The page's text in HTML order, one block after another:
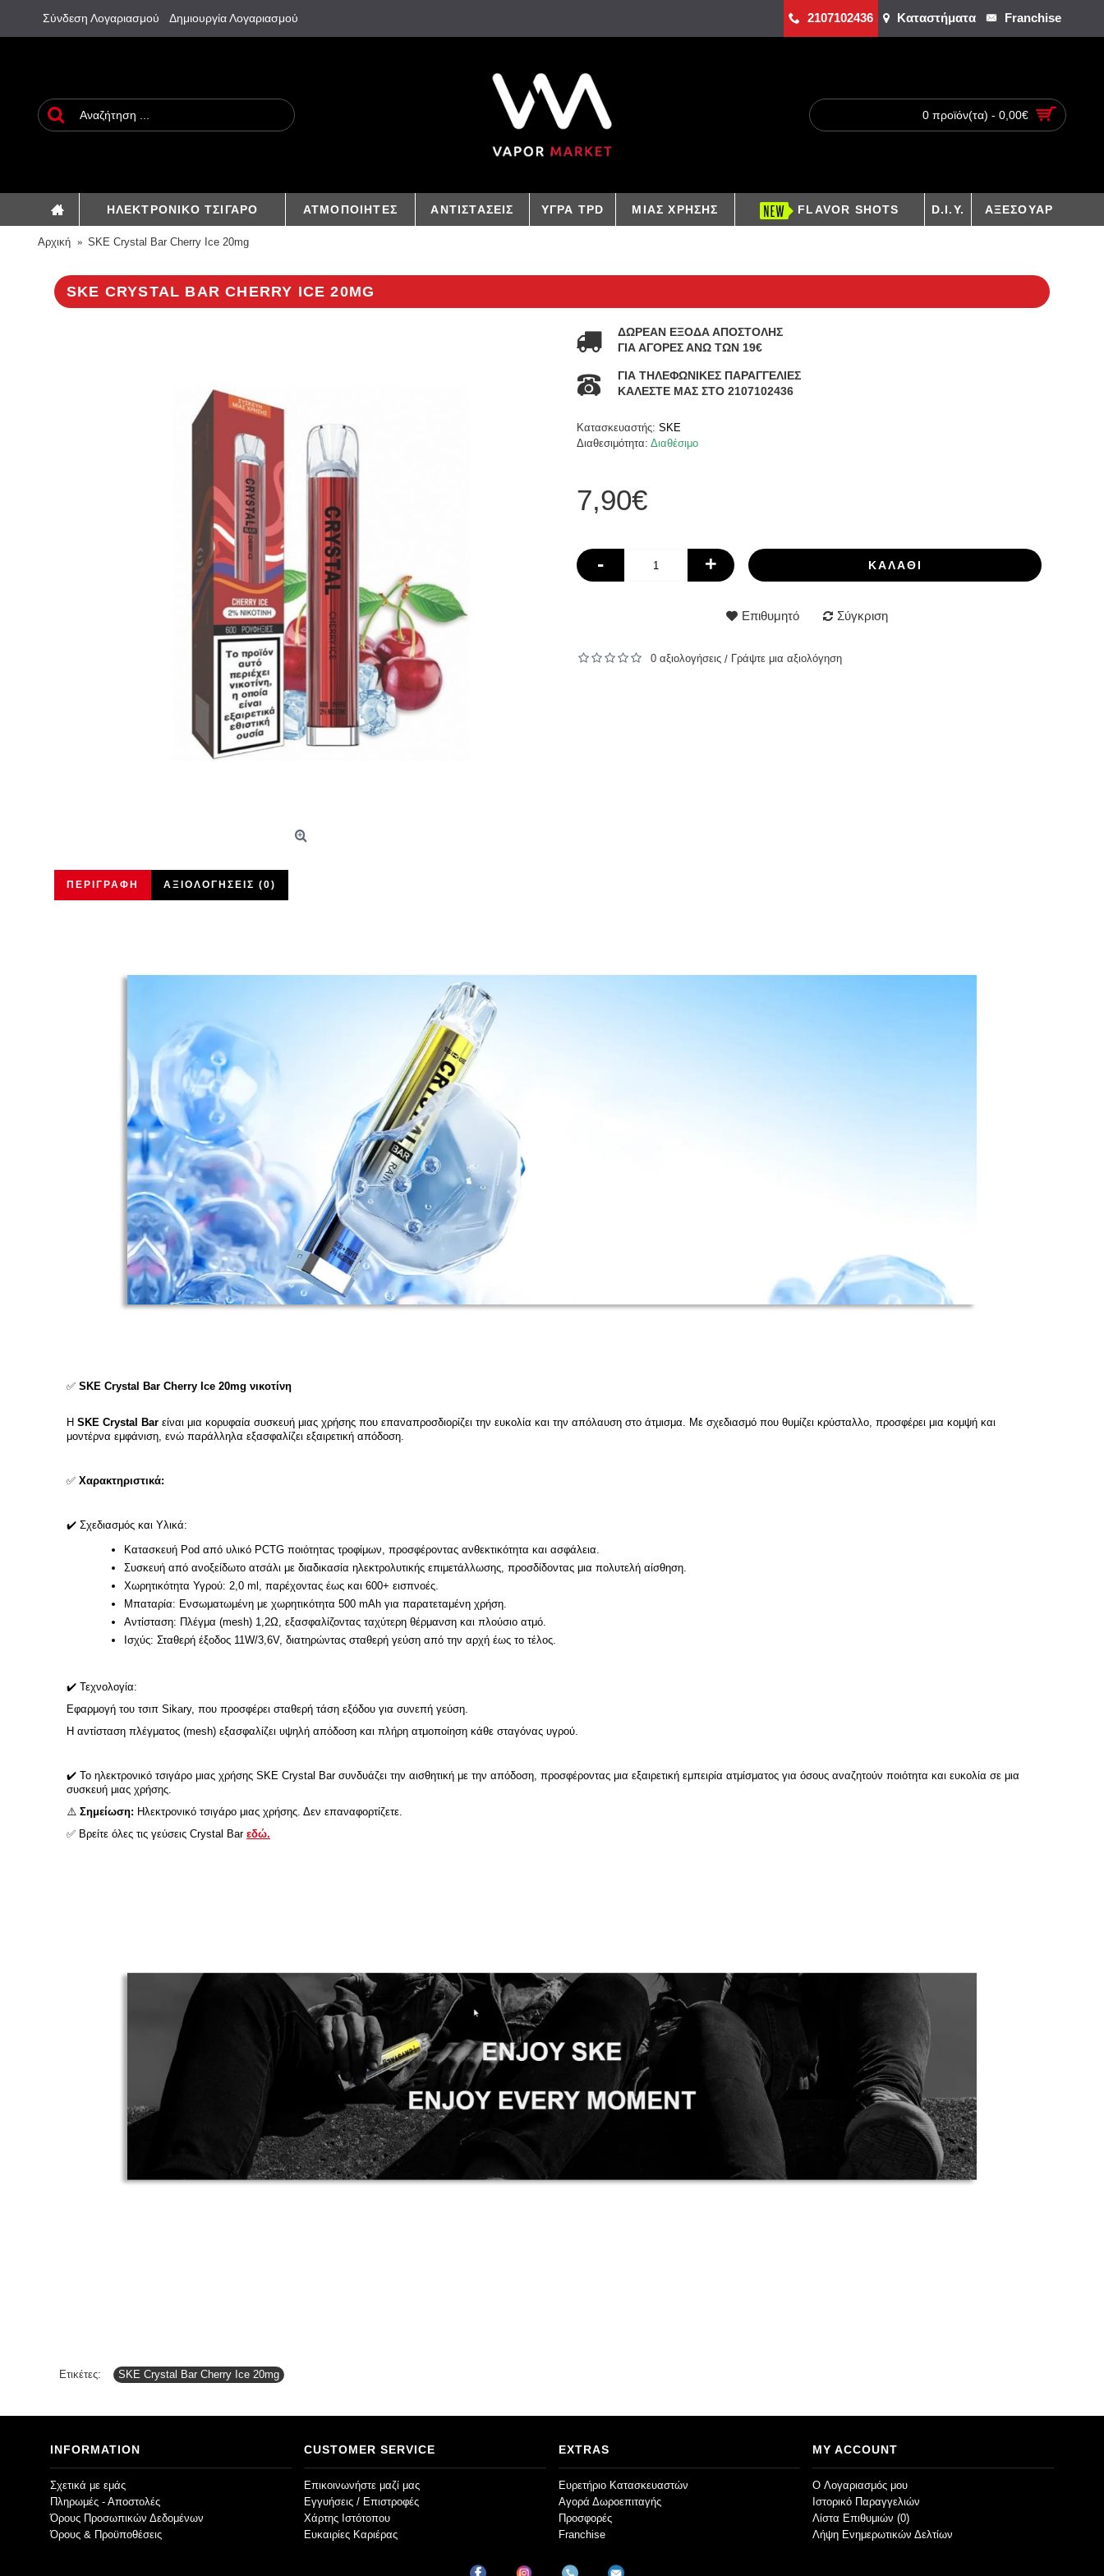
Σύνδεση Λογαριασμού Δημιουργία Λογαριασμού 2107102436 Καταστήματα Franchise
0 προϊόν(τα) - 0,00€
ΗΛΕΚΤΡΟΝΙΚΟ ΤΣΙΓΑΡΟ ΑΤΜΟΠΟΙΗΤΕΣ ΑΝΤΙΣΤΑΣΕΙΣ ΥΓΡΑ TPD ΜΙΑΣ ΧΡΗΣΗΣ FLAVOR SHOTS D.I.Y. ΑΞΕΣΟΥΑΡ
Αρχική SKE Crystal Bar Cherry Ice 20mg
SKE CRYSTAL BAR CHERRY ICE 20MG
ΔΩΡΕΑΝ ΕΞΟΔΑ ΑΠΟΣΤΟΛΗΣ
ΓΙΑ ΑΓΟΡΕΣ ΑΝΩ ΤΩΝ 19€
ΓΙΑ ΤΗΛΕΦΩΝΙΚΕΣ ΠΑΡΑΓΓΕΛΙΕΣ
ΚΑΛΕΣΤΕ ΜΑΣ ΣΤΟ 2107102436
Κατασκευαστής: SKE
Διαθεσιμότητα: Διαθέσιμο
7,90€
- + ΚΑΛΆΘΙ
Επιθυμητό Σύγκριση
0 αξιολογήσεις / Γράψτε μια αξιολόγηση
ΠΕΡΙΓΡΑΦΉ ΑΞΙΟΛΟΓΉΣΕΙΣ (0)
✅ SKE Crystal Bar Cherry Ice 20mg νικοτίνη
Η SKE Crystal Bar είναι μια κορυφαία συσκευή μιας χρήσης που επαναπροσδιορίζει την ευκολία και την απόλαυση στο άτμισμα. Με σχεδιασμό που θυμίζει κρύσταλλο, προσφέρει μια κομψή και
μοντέρνα εμφάνιση, ενώ παράλληλα εξασφαλίζει εξαιρετική απόδοση.​
✅ Χαρακτηριστικά:
✔️ Σχεδιασμός και Υλικά:
Κατασκευή Pod από υλικό PCTG ποιότητας τροφίμων, προσφέροντας ανθεκτικότητα και ασφάλεια.​
Συσκευή από ανοξείδωτο ατσάλι με διαδικασία ηλεκτρολυτικής επιμετάλλωσης, προσδίδοντας μια πολυτελή αίσθηση.​
Χωρητικότητα Υγρού: 2,0 ml, παρέχοντας έως και 600+ εισπνοές.​
Μπαταρία: Ενσωματωμένη με χωρητικότητα 500 mAh για παρατεταμένη χρήση.​
Αντίσταση: Πλέγμα (mesh) 1,2Ω, εξασφαλίζοντας ταχύτερη θέρμανση και πλούσιο ατμό.​
Ισχύς: Σταθερή έξοδος 11W/3,6V, διατηρώντας σταθερή γεύση από την αρχή έως το τέλος.​
✔️ Τεχνολογία:
Εφαρμογή του τσιπ Sikary, που προσφέρει σταθερή τάση εξόδου για συνεπή γεύση.​
Η αντίσταση πλέγματος (mesh) εξασφαλίζει υψηλή απόδοση και πλήρη ατμοποίηση κάθε σταγόνας υγρού.​
✔️ Το ηλεκτρονικό τσιγάρο μιας χρήσης SKE Crystal Bar συνδυάζει την αισθητική με την απόδοση, προσφέροντας μια εξαιρετική εμπειρία ατμίσματος για όσους αναζητούν ποιότητα και ευκολία σε μια
συσκευή μιας χρήσης.
⚠️ Σημείωση: Ηλεκτρονικό τσιγάρο μιας χρήσης. Δεν επαναφορτίζετε.
✅ Βρείτε όλες τις γεύσεις Crystal Bar εδώ.
Ετικέτες: SKE Crystal Bar Cherry Ice 20mg
INFORMATION
Σχετικά με εμάς
Πληρωμές - Αποστολές
Όρους Προσωπικών Δεδομένων
Όρους & Προϋποθέσεις
CUSTOMER SERVICE
Επικοινωνήστε μαζί μας
Εγγυήσεις / Επιστροφές
Χάρτης Ιστότοπου
Ευκαιρίες Καριέρας
EXTRAS
Ευρετήριο Κατασκευαστών
Αγορά Δωροεπιταγής
Προσφορές
Franchise
MY ACCOUNT
O Λογαριασμός μου
Ιστορικό Παραγγελιών
Λίστα Επιθυμιών (0)
Λήψη Ενημερωτικών Δελτίων